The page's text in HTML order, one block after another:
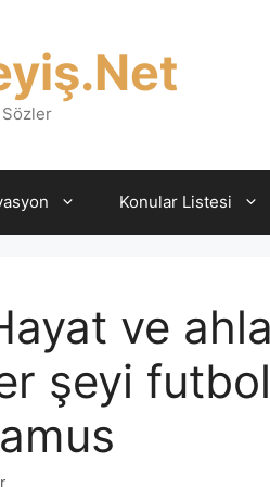
Konular Listesi
ve
şeyi